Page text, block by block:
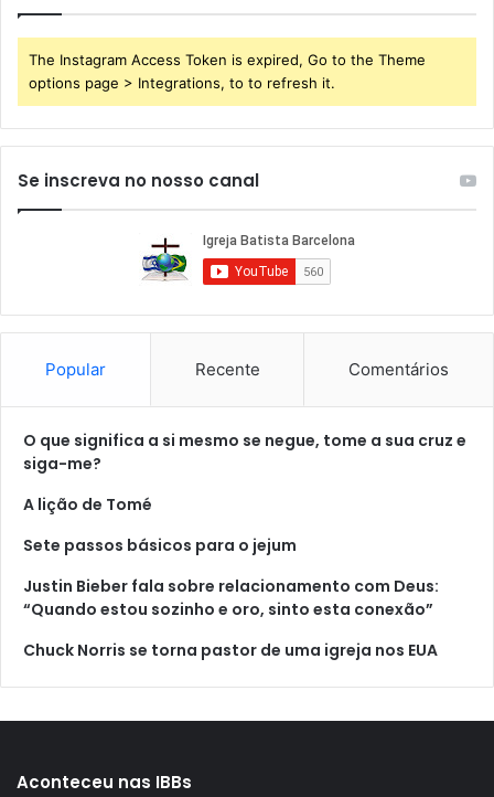
The Instagram Access Token is expired, Go to the Theme
options page > Integrations, to to refresh it.
Se inscreva no nosso canal
Popular Recente Comentários
O que significa a si mesmo se negue, tome a sua cruz e
siga-me?
A lição de Tomé
Sete passos básicos para o jejum
Justin Bieber fala sobre relacionamento com Deus:
“Quando estou sozinho e oro, sinto esta conexão”
Chuck Norris se torna pastor de uma igreja nos EUA
Aconteceu nas IBBs